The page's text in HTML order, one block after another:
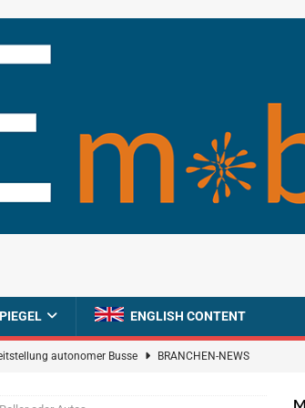
ENGLISH CONTENT
autonomer Busse BRANCHEN-NEWS